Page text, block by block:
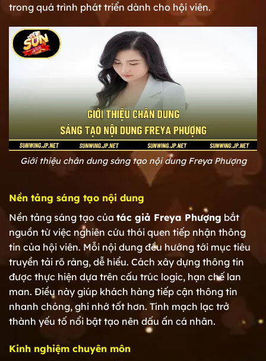
trong quá trình phát triển dành cho hội viên.
Giới thiệu chân dung sáng tạo nội dung Freya Phượng
Nền tảng sáng tạo nội dung
Nền tảng sáng tạo của tác giả Freya Phượng bắt
nguồn từ việc nghiên cứu thói quen tiếp nhận thông
tin của hội viên. Mỗi nội dung đều hướng tới mục tiêu
truyền tải rõ ràng, dễ hiểu. Cách xây dựng thông tin
được thực hiện dựa trên cấu trúc logic, hạn chế lan
man. Điều này giúp khách hàng tiếp cận thông tin
nhanh chóng, ghi nhớ tốt hơn. Tính mạch lạc trở
thành yếu tố nổi bật tạo nên dấu ấn cá nhân.
Kinh nghiệm chuyên môn